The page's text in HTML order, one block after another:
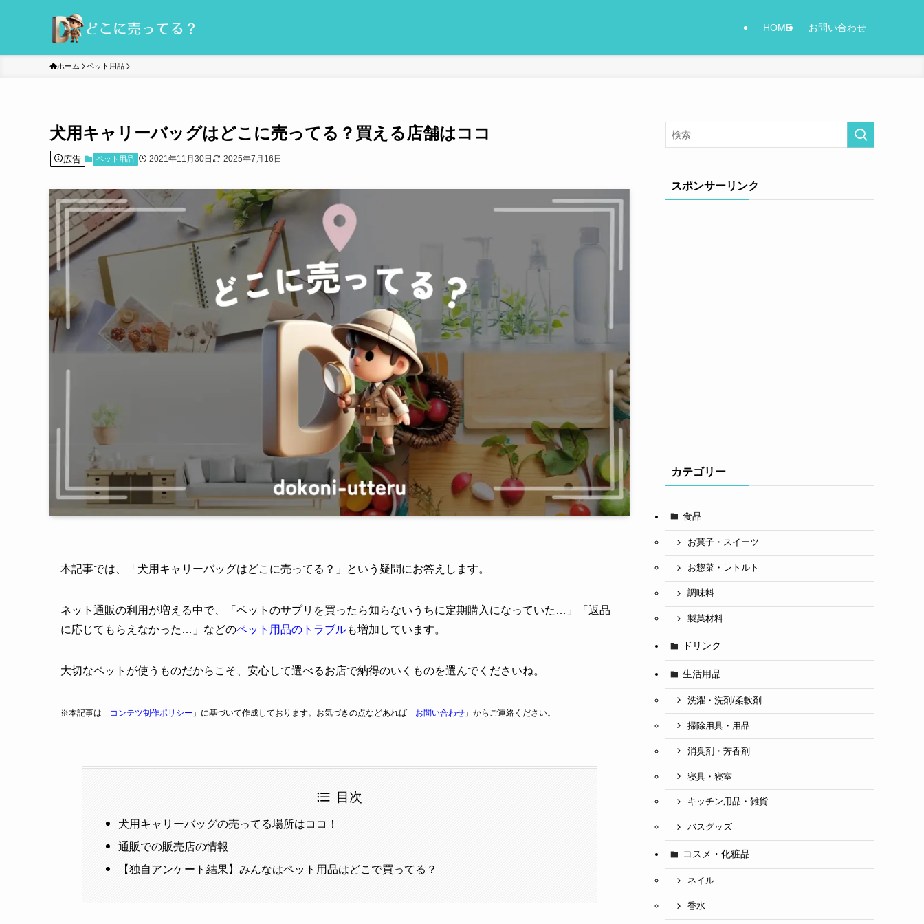
HOME お問い合わせ
ホーム ペット用品
犬用キャリーバッグはどこに売ってる？買える店舗はココ
広告 ペット用品 2021年11月30日 2025年7月16日
本記事では、「犬用キャリーバッグはどこに売ってる？」という疑問にお答えします。
ネット通販の利用が増える中で、「ペットのサプリを買ったら知らないうちに定期購入になっていた…」「返品
に応じてもらえなかった…」などのペット用品のトラブルも増加しています。
大切なペットが使うものだからこそ、安心して選べるお店で納得のいくものを選んでくださいね。
※本記事は「 コンテツ制作ポリシー 」に基づいて作成しております。お気づきの点などあれば「 お問い合わせ 」からご連絡ください。
目次
犬用キャリーバッグの売ってる場所はココ！
通販での販売店の情報
【独自アンケート結果】みんなはペット用品はどこで買ってる？
スポンサーリンク
カテゴリー
食品
お菓子・スイーツ
お惣菜・レトルト
調味料
製菓材料
ドリンク
生活用品
洗濯・洗剤/柔軟剤
掃除用具・用品
消臭剤・芳香剤
寝具・寝室
キッチン用品・雑貨
バスグッズ
コスメ・化粧品
ネイル
香水